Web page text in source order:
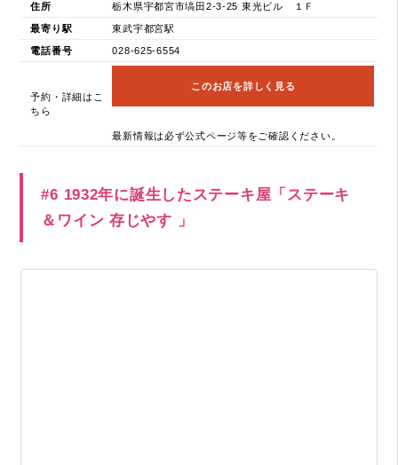
住所 栃木県宇都宮市塙田2-3-25 東光ビル １Ｆ
最寄り駅 東武宇都宮駅
電話番号 028-625-6554
予約・詳細はこ
ちら
このお店を詳しく見る
最新情報は必ず公式ページ等をご確認ください。
#6 1932年に誕生したステーキ屋「ステーキ
＆ワイン 存じやす 」